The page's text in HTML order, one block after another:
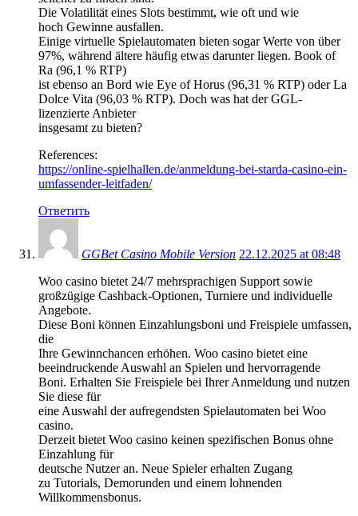
Die Volatilität eines Slots bestimmt, wie oft und wie
hoch Gewinne ausfallen.
Einige virtuelle Spielautomaten bieten sogar Werte von über
97%, während ältere häufig etwas darunter liegen. Book of
Ra (96,1 % RTP)
ist ebenso an Bord wie Eye of Horus (96,31 % RTP) oder La
Dolce Vita (96,03 % RTP). Doch was hat der GGL-
lizenzierte Anbieter
insgesamt zu bieten?
References:
https://online-spielhallen.de/anmeldung-bei-starda-casino-ein-
umfassender-leitfaden/
Ответить
GGBet Casino Mobile Version 22.12.2025 at 08:48
Woo casino bietet 24/7 mehrsprachigen Support sowie
großzügige Cashback-Optionen, Turniere und individuelle
Angebote.
Diese Boni können Einzahlungsboni und Freispiele umfassen,
die
Ihre Gewinnchancen erhöhen. Woo casino bietet eine
beeindruckende Auswahl an Spielen und hervorragende
Boni. Erhalten Sie Freispiele bei Ihrer Anmeldung und nutzen
Sie diese für
eine Auswahl der aufregendsten Spielautomaten bei Woo
casino.
Derzeit bietet Woo casino keinen spezifischen Bonus ohne
Einzahlung für
deutsche Nutzer an. Neue Spieler erhalten Zugang
zu Tutorials, Demorunden und einem lohnenden
Willkommensbonus.